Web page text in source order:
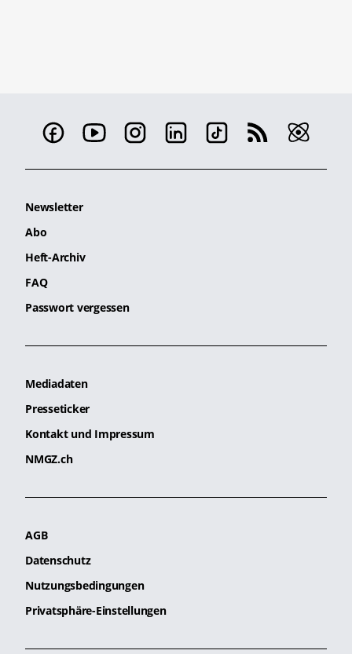
Newsletter
Abo
Heft-Archiv
FAQ
Passwort vergessen
Mediadaten
Presseticker
Kontakt und Impressum
NMGZ.ch
AGB
Datenschutz
Nutzungsbedingungen
Privatsphäre-Einstellungen